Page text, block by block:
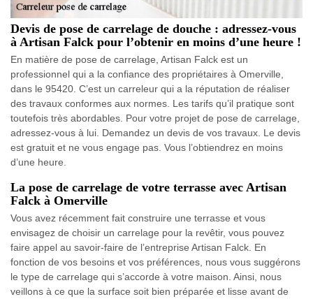
Devis de pose de carrelage de douche : adressez-vous
à Artisan Falck pour l’obtenir en moins d’une heure !
En matière de pose de carrelage, Artisan Falck est un
professionnel qui a la confiance des propriétaires à Omerville,
dans le 95420. C’est un carreleur qui a la réputation de réaliser
des travaux conformes aux normes. Les tarifs qu’il pratique sont
toutefois très abordables. Pour votre projet de pose de carrelage,
adressez-vous à lui. Demandez un devis de vos travaux. Le devis
est gratuit et ne vous engage pas. Vous l’obtiendrez en moins
d’une heure.
La pose de carrelage de votre terrasse avec Artisan
Falck à Omerville
Vous avez récemment fait construire une terrasse et vous
envisagez de choisir un carrelage pour la revêtir, vous pouvez
faire appel au savoir-faire de l’entreprise Artisan Falck. En
fonction de vos besoins et vos préférences, nous vous suggérons
le type de carrelage qui s’accorde à votre maison. Ainsi, nous
veillons à ce que la surface soit bien préparée et lisse avant de